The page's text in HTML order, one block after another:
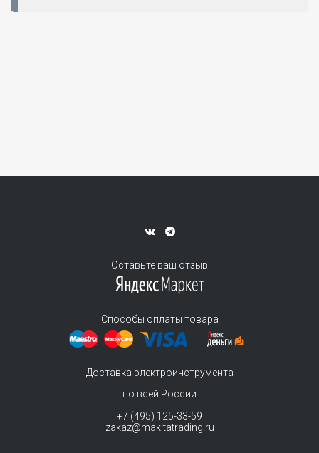
Оставьте ваш отзыв
Способы оплаты товара
Доставка электроинструмента
по всей России
+7 (495) 125-33-59
zakaz@makitatrading.ru